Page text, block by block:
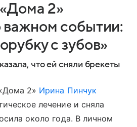
2»
событии:
с зубов»
что ей сняли брекеты
2» Ирина Пинчук
лечение и сняла
около года. В личном